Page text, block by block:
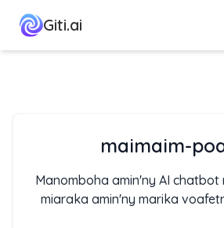
Giti.ai
maimaim-
Manomboha amin'ny AI chatbot
miaraka amin'ny marika